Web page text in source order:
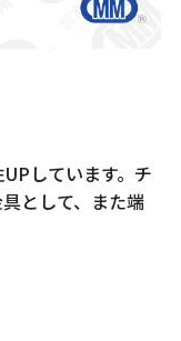
しています。チ
として、また端